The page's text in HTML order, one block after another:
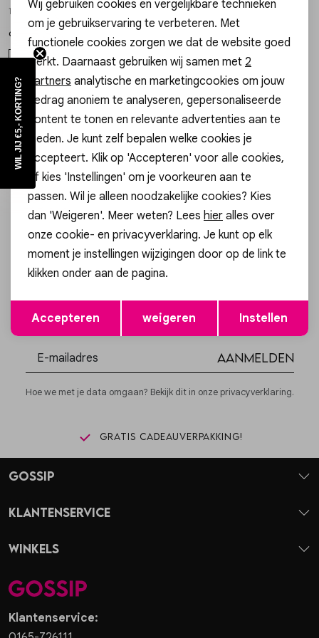
Vesten
Jassen
Lingerie
15270390 ONLY TEE JRS S/S
9,99
XS S M L XL
15270390 ONLY TEE JRS S/S
XS S M L
Only
LUCY LIFE SS TOP 15231632
16,99
1
filter
€5,- korting!
Aanmelden
Hoe we met je data omgaan? Bekijk dit in onze privacyverklaring.
Gratis cadeauverpakking!
Klantenservice:
Gossip
Klantenservice
Winkels
Personalisatie cookies
Analytische cookies
Marketing cookies
Opslaan
Wij gebruiken cookies en vergelijkbare technieken
om je gebruikservaring te verbeteren. Met
functionele cookies zorgen we dat de website goed
werkt. Daarnaast gebruiken wij samen met 2
partners analytische en marketingcookies om jouw
gedrag anoniem te analyseren, gepersonaliseerde
content te tonen en relevante advertenties aan te
bieden. Je kunt zelf bepalen welke cookies je
accepteert. Klik op 'Accepteren' voor alle cookies,
of kies 'Instellingen' om je voorkeuren aan te
passen. Wil je alleen noodzakelijke cookies? Kies
dan 'Weigeren'. Meer weten? Lees hier alles over
onze cookie- en privacyverklaring. Je kunt op elk
moment je instellingen wijzigingen door op de link te
klikken onder aan de pagina.
Accepteren weigeren Instellen
WIL JIJ €5,- KORTING?